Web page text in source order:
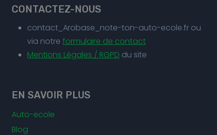
CONTACTEZ-NOUS
contact_Arobase_note-ton-auto-ecole.fr ou
via notre formulaire de contact
Mentions Légales / RGPD du site
EN SAVOIR PLUS
Auto-ecole
Blog